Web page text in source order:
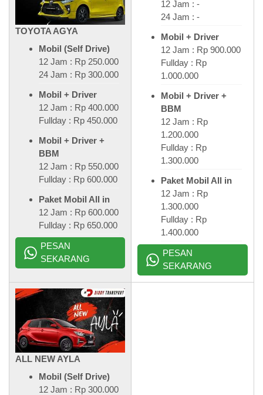
TOYOTA AGYA
Mobil (Self Drive)
12 Jam : Rp 250.000
24 Jam : Rp 300.000
Mobil + Driver
12 Jam : Rp 400.000
Fullday : Rp 450.000
Mobil + Driver +
BBM
12 Jam : Rp 550.000
Fullday : Rp 600.000
Paket Mobil All in
12 Jam : Rp 600.000
Fullday : Rp 650.000
PESAN
SEKARANG
12 Jam : -
24 Jam : -
Mobil + Driver
12 Jam : Rp 900.000
Fullday : Rp
1.000.000
Mobil + Driver +
BBM
12 Jam : Rp
1.200.000
Fullday : Rp
1.300.000
Paket Mobil All in
12 Jam : Rp
1.300.000
Fullday : Rp
1.400.000
PESAN
SEKARANG
ALL NEW AYLA
Mobil (Self Drive)
12 Jam : Rp 300.000